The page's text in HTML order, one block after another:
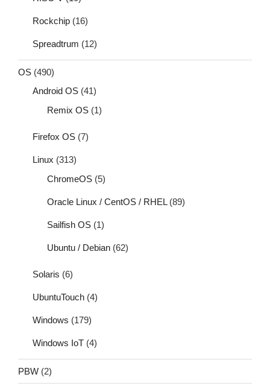
Rockchip (16)
Spreadtrum (12)
OS (490)
Android OS (41)
Remix OS (1)
Firefox OS (7)
Linux (313)
ChromeOS (5)
Oracle Linux / CentOS / RHEL(89)
Sailfish OS (1)
Ubuntu / Debian (62)
Solaris (6)
UbuntuTouch (4)
Windows (179)
Windows IoT (4)
PBW (2)